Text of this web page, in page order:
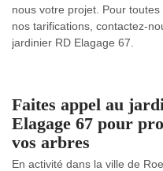
nous votre projet. Pour
nos tarifications, contactez-
jardinier RD Elagage 67.
Faites appel au
Elagage 67 pour
vos arbres
En activité dans la ville de